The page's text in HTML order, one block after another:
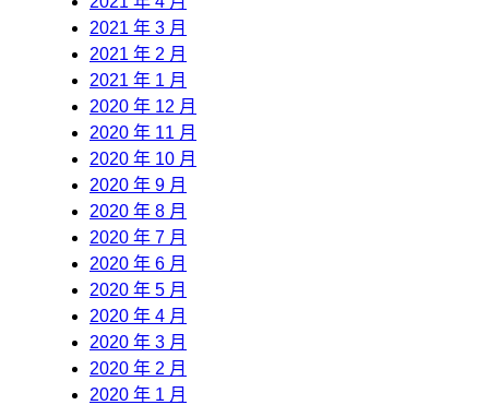
2021 年 3 月
2021 年 2 月
2021 年 1 月
2020 年 12 月
2020 年 11 月
2020 年 10 月
2020 年 9 月
2020 年 8 月
2020 年 7 月
2020 年 6 月
2020 年 5 月
2020 年 4 月
2020 年 3 月
2020 年 2 月
2020 年 1 月